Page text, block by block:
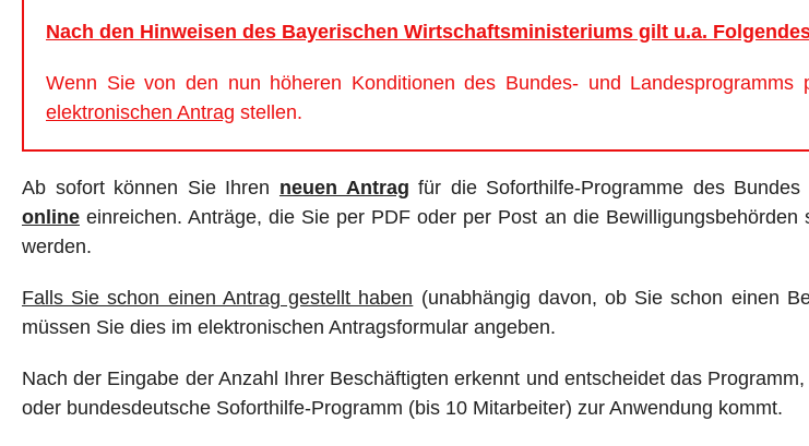
Nach den Hinweisen des Bayerischen Wirtschaftsministeriums gilt u.a.
Wenn Sie von den nun höheren Konditionen des Bundes- und Landesprogramms
elektronischen Antrag stellen.
Ab sofort können Sie Ihren neuen Antrag für die Soforthilfe-Programme des
online einreichen. Anträge, die Sie per PDF oder per Post an die
werden.
Falls Sie schon einen Antrag gestellt haben (unabhängig davon, ob Sie schon einen
müssen Sie dies im elektronischen Antragsformular angeben.
Nach der Eingabe der Anzahl Ihrer Beschäftigten erkennt und entscheidet das
oder bundesdeutsche Soforthilfe-Programm (bis 10 Mitarbeiter) zur Anwendung kommt.